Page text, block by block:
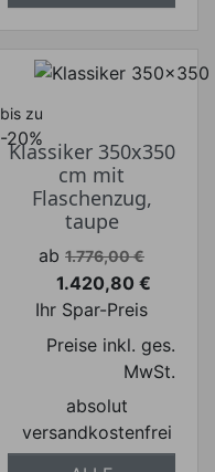
bis zu
-20%
Klassiker 350x350
cm mit
Flaschenzug,
taupe
Verkaufspreis
ab 1.776,00 €
Preis
1.420,80 €
Ihr Spar-Preis
Preise inkl. ges.
MwSt.
absolut
versandkostenfrei